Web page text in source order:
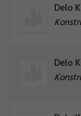
Delo
Delo